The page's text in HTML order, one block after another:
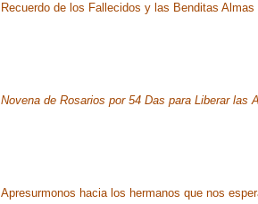
Recuerdo de los Fallecidos y las Benditas
Novena de Rosarios por 54 Das para Liberar las
Apresurmonos hacia los hermanos que nos